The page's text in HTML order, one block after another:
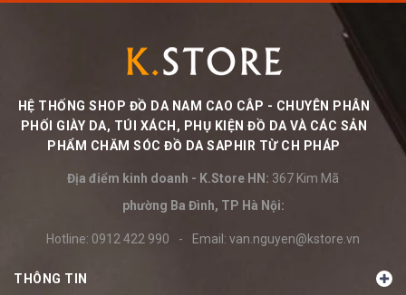
HỆ THỐNG SHOP ĐỒ DA NAM CAO CÂP - CHUYÊN PHÂN
PHỐI GIÀY DA, TÚI XÁCH, PHỤ KIỆN ĐỒ DA VÀ CÁC SẢN
PHẨM CHĂM SÓC ĐỒ DA SAPHIR TỪ CH PHÁP
Địa điểm kinh doanh - K.Store HN: 367 Kim Mã
phường Ba Đình, TP Hà Nội:
Hotline: 0912 422 990 - Email: van.nguyen@kstore.vn
THÔNG TIN